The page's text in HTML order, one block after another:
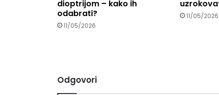
dioptrijom – kako ih
odabrati?
11/05/2026
11/05/2026
Odgovori